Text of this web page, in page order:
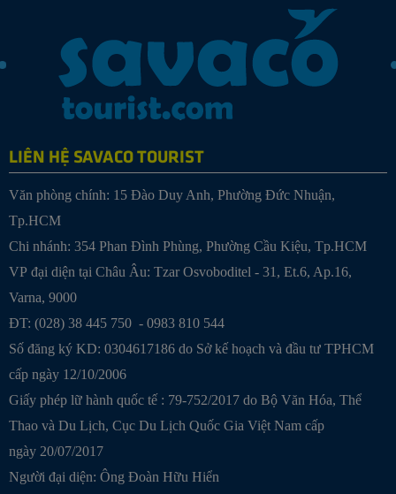
LIÊN HỆ SAVACO TOURIST
Văn phòng chính: 15 Đào Duy Anh, Phường Đức Nhuận,
Tp.HCM
Chi nhánh: 354 Phan Đình Phùng, Phường Cầu Kiệu, Tp.HCM
VP đại diện tại Châu Âu: Tzar Osvoboditel - 31, Et.6, Ap.16,
Varna, 9000
ĐT: (028) 38 445 750 - 0983 810 544
Số đăng ký KD: 0304617186 do Sở kế hoạch và đầu tư TPHCM
cấp ngày 12/10/2006
Giấy phép lữ hành quốc tế : 79-752/2017 do Bộ Văn Hóa, Thể
Thao và Du Lịch, Cục Du Lịch Quốc Gia Việt Nam cấp
ngày 20/07/2017
Người đại diện: Ông Đoàn Hữu Hiển